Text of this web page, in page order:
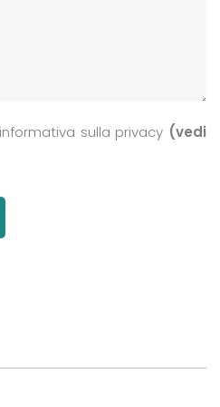
sulla privacy (vedi